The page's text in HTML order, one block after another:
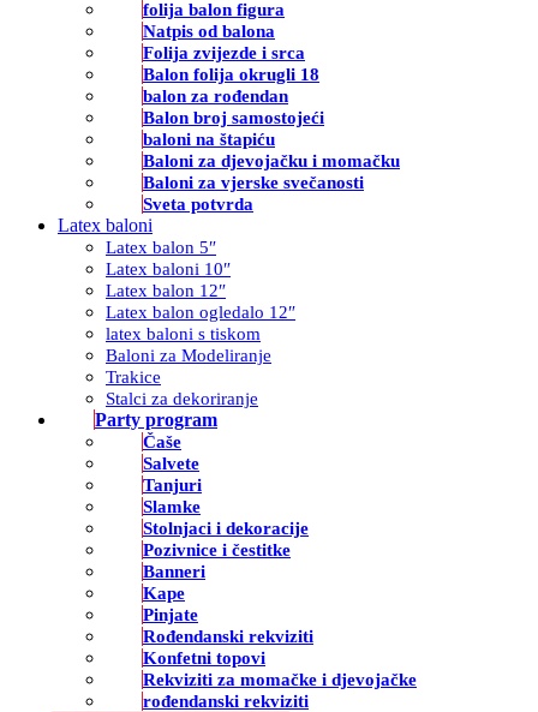
folija balon figura
Natpis od balona
Folija zvijezde i srca
Balon folija okrugli 18
balon za rođendan
Balon broj samostojeći
baloni na štapiću
Baloni za djevojačku i momačku
Baloni za vjerske svečanosti
Sveta potvrda
Latex baloni
Latex balon 5″
Latex baloni 10″
Latex balon 12″
Latex balon ogledalo 12″
latex baloni s tiskom
Baloni za Modeliranje
Trakice
Stalci za dekoriranje
Party program
Čaše
Salvete
Tanjuri
Slamke
Stolnjaci i dekoracije
Pozivnice i čestitke
Banneri
Kape
Pinjate
Rođendanski rekviziti
Konfetni topovi
Rekviziti za momačke i djevojačke
rođendanski rekviziti